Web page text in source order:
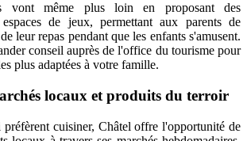
vont même plus loin en proposant des
de jeux, permettant aux parents de
leur repas pendant que les enfants s'amusent.
conseil auprès de l'office du tourisme pour
plus adaptées à votre famille.
locaux et produits du terroir
cuisiner, Châtel offre l'opportunité de